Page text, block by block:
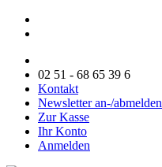
02 51 - 68 65 39 6
Kontakt
Newsletter an-/abmelden
Zur Kasse
Ihr Konto
Anmelden